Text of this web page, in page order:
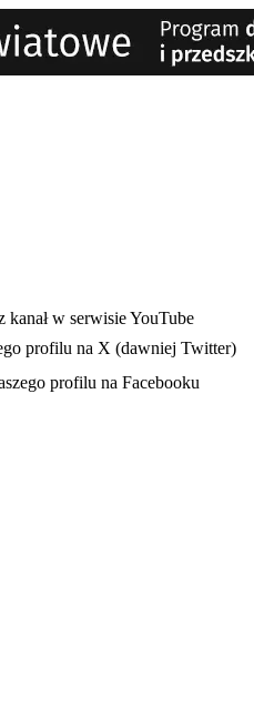
nowej karcie
kanał w serwisie YouTube
profilu na X (dawniej Twitter)
w nowej karcieprofilu na Facebooku